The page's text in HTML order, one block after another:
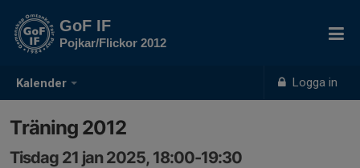
Kalender Logga in
GoF IF
Pojkar/Flickor 2012
Träning 2012
Tisdag 21 jan 2025, 18:00-19:30